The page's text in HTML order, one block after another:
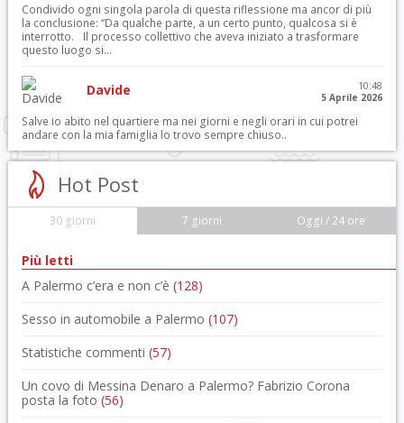
Condivido ogni singola parola di questa riflessione ma ancor di più
la conclusione: “Da qualche parte, a un certo punto, qualcosa si è
interrotto. Il processo collettivo che aveva iniziato a trasformare
questo luogo si...
Davide
10:48
5 Aprile 2026
Salve io abito nel quartiere ma nei giorni e negli orari in cui potrei
andare con la mia famiglia lo trovo sempre chiuso..
Hot Post
30 giorni 7 giorni Oggi / 24 ore
Più letti
A Palermo c’era e non c’è (128)
Sesso in automobile a Palermo (107)
Statistiche commenti (57)
Un covo di Messina Denaro a Palermo? Fabrizio Corona
posta la foto (56)